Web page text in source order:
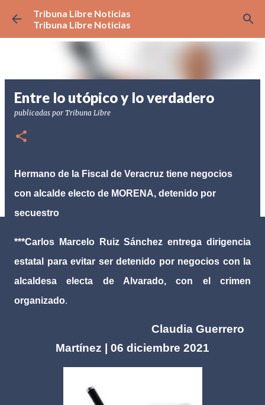
Ir al contenido principal
Tribuna Libre Noticias
Tribuna Libre Noticias
Entre lo utópico y lo verdadero
publicadas por Tribuna Libre
Hermano de la Fiscal de Veracruz tiene negocios
con alcalde electo de MORENA, detenido por
secuestro
***Carlos Marcelo Ruiz Sánchez entrega dirigencia
estatal para evitar ser detenido por negocios con la
alcaldesa electa de Alvarado, con el crimen
organizado.
Claudia Guerrero
Martínez | 06 diciembre 2021